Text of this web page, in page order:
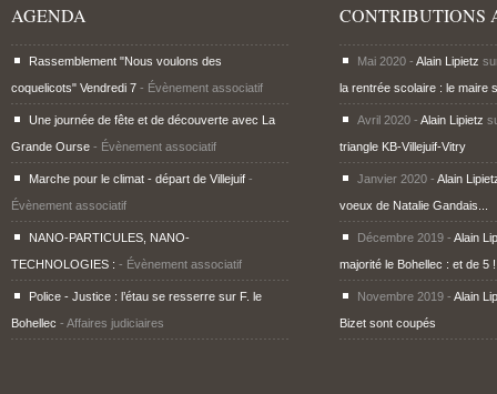
AGENDA
Rassemblement "Nous voulons des
coquelicots" Vendredi 7 - Évènement associatif
Une journée de fête et de découverte avec La
Grande Ourse - Évènement associatif
Marche pour le climat - départ de Villejuif -
Évènement associatif
NANO-PARTICULES, NANO-
TECHNOLOGIES : - Évènement associatif
Police - Justice : l’étau se resserre sur F. le
Bohellec - Affaires judiciaires
CONTRIBUTIONS
Mai 2020 - Alain Lipietz
la rentrée scolaire : le maire
Avril 2020 - Alain Lipietz
triangle KB-Villejuif-Vitry
Janvier 2020 - Alain
voeux de Natalie Gandais...
Décembre 2019 - Alain
majorité le Bohellec : et de 5 !
Novembre 2019 - Alain
Bizet sont coupés